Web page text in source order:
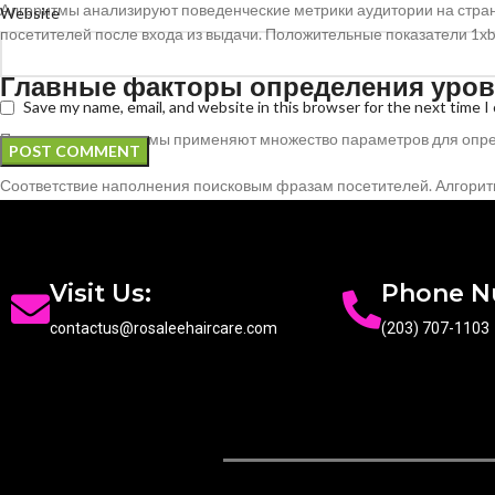
Алгоритмы анализируют поведенческие метрики аудитории на
посетителей после входа из выдачи. Положительные показатели
Главные факторы определения
Поисковики механизмы применяют множество параметров для
Соответствие наполнения поисковым фразам посетителей.
оформление обеспечивает приятный отображение на устройствах.
Поведенческие показатели аудитории портала. Время на
полезность данных.
Значение материалов, архитектуры
полезную данные, устранять задачи пользователей,
Website
Save my name, email, and website in this browser for the next time I
Visit Us:
contactus@rosaleehaircare.com
Phone
(203) 707-1103